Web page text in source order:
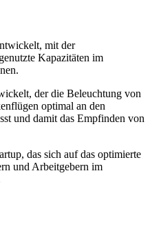
mit der
Kapazitäten im
der die Beleuchtung von
optimal an den
und damit das Empfinden von
das sich auf das optimierte
und Arbeitgebern im